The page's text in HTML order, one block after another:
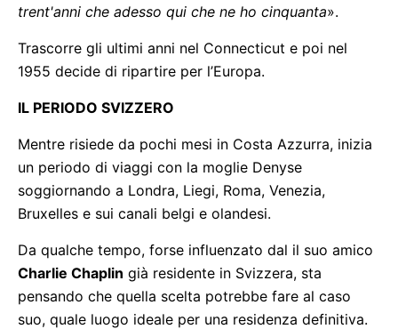
trent'anni che adesso qui che ne ho cinquanta».
Trascorre gli ultimi anni nel Connecticut e poi nel
1955 decide di ripartire per l’Europa.
IL PERIODO SVIZZERO
Mentre risiede da pochi mesi in Costa Azzurra, inizia
un periodo di viaggi con la moglie Denyse
soggiornando a Londra, Liegi, Roma, Venezia,
Bruxelles e sui canali belgi e olandesi.
Da qualche tempo, forse influenzato dal il suo amico
Charlie Chaplin già residente in Svizzera, sta
pensando che quella scelta potrebbe fare al caso
suo, quale luogo ideale per una residenza definitiva.